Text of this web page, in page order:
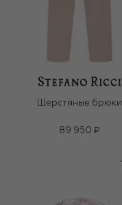
Шерстяные брюки
89 950 ₽